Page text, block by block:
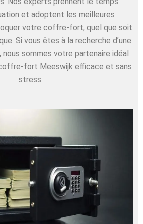
et adoptent les meilleures
votre coffre-fort, quel que soit
Si vous êtes à la recherche d’une
sommes votre partenaire idéal
fort Meeswijk efficace et sans
stress.